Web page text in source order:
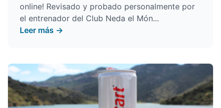
online! Revisado y probado personalmente por
el entrenador del Club Neda el Món...
Leer más →